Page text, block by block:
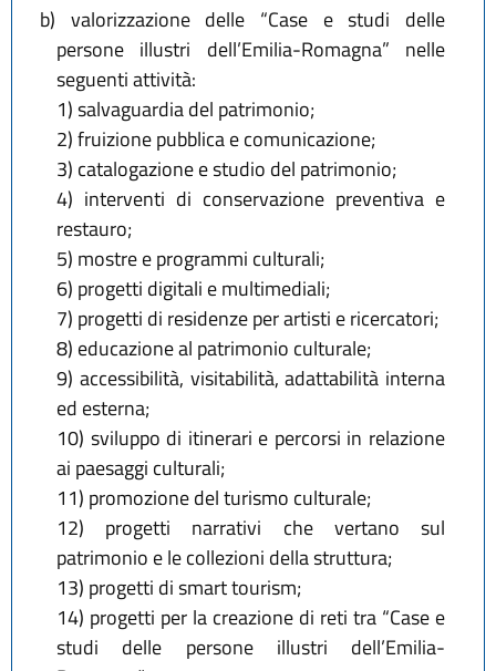
b) valorizzazione delle “Case e studi delle
persone illustri dell’Emilia-Romagna” nelle
seguenti attività:
1) salvaguardia del patrimonio;
2) fruizione pubblica e comunicazione;
3) catalogazione e studio del patrimonio;
4) interventi di conservazione preventiva e
restauro;
5) mostre e programmi culturali;
6) progetti digitali e multimediali;
7) progetti di residenze per artisti e ricercatori;
8) educazione al patrimonio culturale;
9) accessibilità, visitabilità, adattabilità interna
ed esterna;
10) sviluppo di itinerari e percorsi in relazione
ai paesaggi culturali;
11) promozione del turismo culturale;
12) progetti narrativi che vertano sul
patrimonio e le collezioni della struttura;
13) progetti di smart tourism;
14) progetti per la creazione di reti tra “Case e
studi delle persone illustri dell’Emilia-